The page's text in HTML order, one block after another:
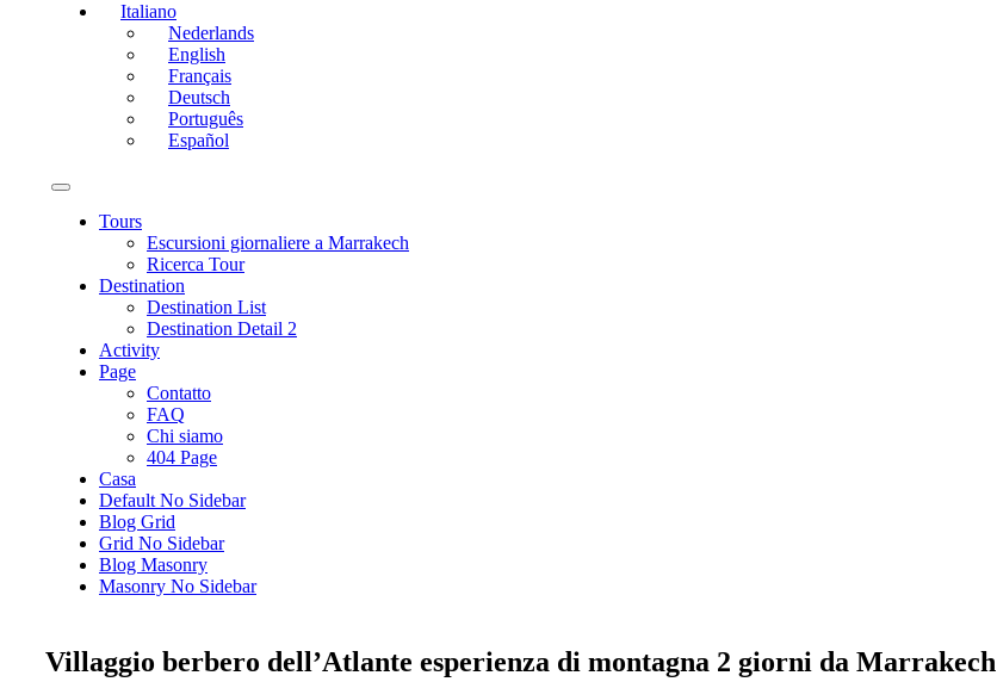
Italiano
Nederlands
English
Français
Deutsch
Português
Español
Tours
Escursioni giornaliere a Marrakech
Ricerca Tour
Destination
Destination List
Destination Detail 2
Activity
Page
Contatto
FAQ
Chi siamo
404 Page
Casa
Default No Sidebar
Blog Grid
Grid No Sidebar
Blog Masonry
Masonry No Sidebar
Villaggio berbero dell’Atlante esperienza di montagna 2 giorni da Marrakech